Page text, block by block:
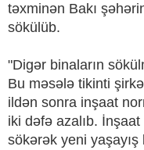
təxminən Bakı
sökülüb.
"Digər binaların
Bu məsələ tikinti
ildən sonra inşaat
iki dəfə azalıb.
sökərək yeni